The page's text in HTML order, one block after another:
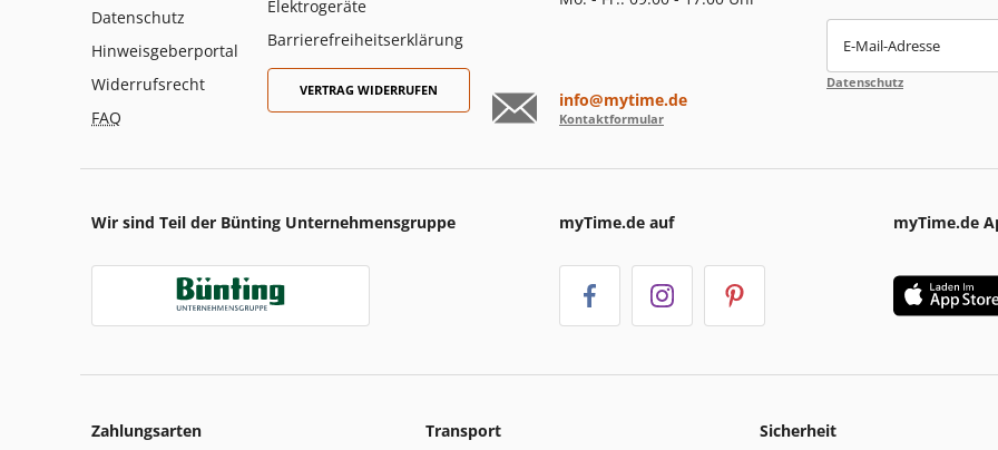
Datenschutz
Hinweisgeberportal
Widerrufsrecht
FAQ
Elektrogeräte
Barrierefreiheitserklärung
VERTRAG WIDERRUFEN info@mytime.de
Kontaktformular
E-Mail-Adresse
Datenschutz
Wir sind Teil der Bünting Unternehmensgruppe myTime.de auf myTime.de
Zahlungsarten Transport Sicherheit